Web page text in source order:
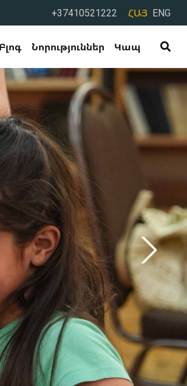
+37410521222 ՀԱՅ ENG
Նորություններ Կապ